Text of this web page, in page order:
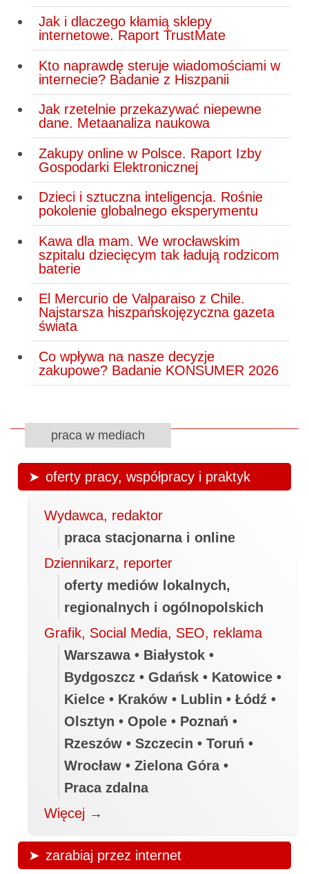
Jak i dlaczego kłamią sklepy
internetowe. Raport TrustMate
Kto naprawdę steruje wiadomościami w
internecie? Badanie z Hiszpanii
Jak rzetelnie przekazywać niepewne
dane. Metaanaliza naukowa
Zakupy online w Polsce. Raport Izby
Gospodarki Elektronicznej
Dzieci i sztuczna inteligencja. Rośnie
pokolenie globalnego eksperymentu
Kawa dla mam. We wrocławskim
szpitalu dziecięcym tak ładują rodzicom
baterie
El Mercurio de Valparaiso z Chile.
Najstarsza hiszpańskojęzyczna gazeta
świata
Co wpływa na nasze decyzje
zakupowe? Badanie KONSUMER 2026
praca w mediach
oferty pracy, współpracy i praktyk
Wydawca, redaktor
praca stacjonarna i online
Dziennikarz, reporter
oferty mediów lokalnych,
regionalnych i ogólnopolskich
Grafik, Social Media, SEO, reklama
Warszawa • Białystok •
Bydgoszcz • Gdańsk • Katowice •
Kielce • Kraków • Lublin • Łódź •
Olsztyn • Opole • Poznań •
Rzeszów • Szczecin • Toruń •
Wrocław • Zielona Góra •
Praca zdalna
Więcej →
zarabiaj przez internet